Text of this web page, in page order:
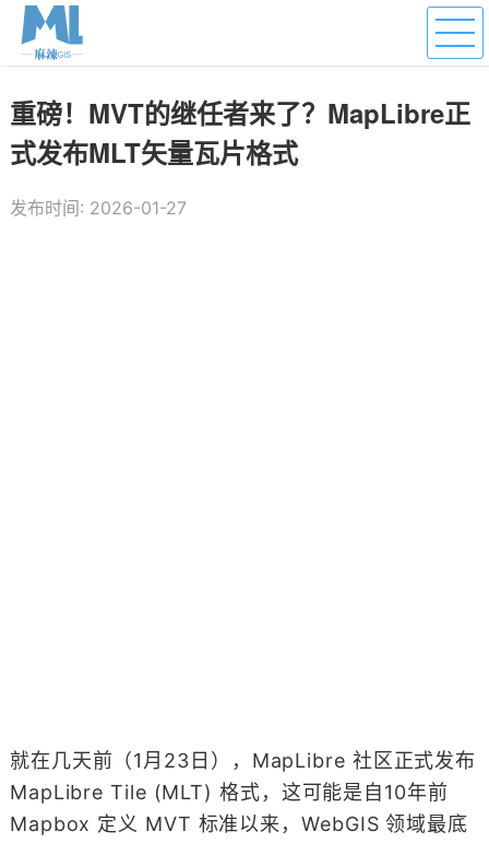
重磅！MVT的继任者来了？MapLibre正
式发布MLT矢量瓦片格式
发布时间: 2026-01-27
就在几天前（1月23日），MapLibre 社区正式发布
MapLibre Tile (MLT) 格式，这可能是自10年前
Mapbox 定义 MVT 标准以来，WebGIS 领域最底